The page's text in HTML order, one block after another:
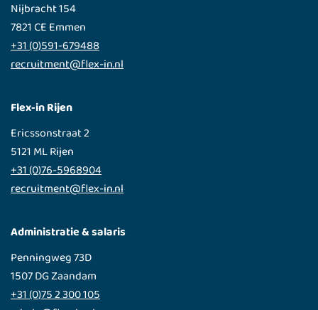
Nijbracht 154
7821 CE Emmen
+31 (0)591-679488
recruitment@flex-in.nl
Flex-in Rijen
Ericssonstraat 2
5121 ML Rijen
+31 (0)76-5968904
recruitment@flex-in.nl
Administratie & salaris
Penningweg 73D
1507 DG Zaandam
+31 (0)75 2 300 105